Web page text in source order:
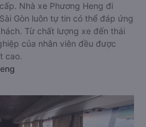
Nhà xe Phương Heng đi
Gòn luôn tự tin có thể đáp ứng
Từ chất lượng xe đến thái
của nhân viên đều được
cao.